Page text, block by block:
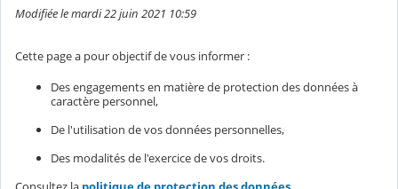
Modifiée le mardi 22 juin 2021 10:59
Cette page a pour objectif de vous informer :
Des engagements en matière de protection des données à
caractère personnel,
De l'utilisation de vos données personnelles,
Des modalités de l'exercice de vos droits.